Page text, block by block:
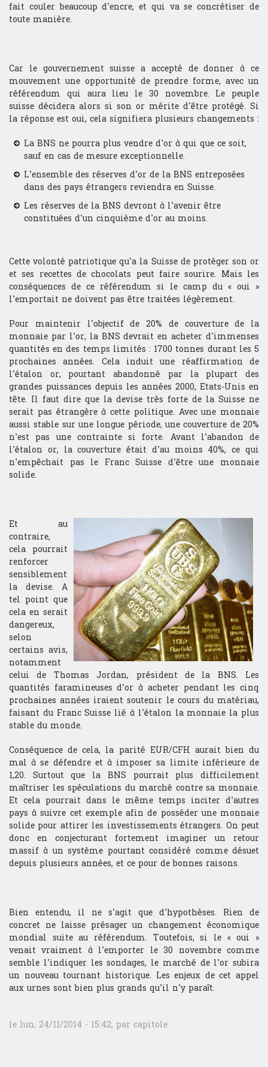
fait couler beaucoup d’encre, et qui va se concrétiser de
toute manière.
Car le gouvernement suisse a accepté de donner à ce
mouvement une opportunité de prendre forme, avec un
référendum qui aura lieu le 30 novembre. Le peuple
suisse décidera alors si son or mérite d’être protégé. Si
la réponse est oui, cela signifiera plusieurs changements :
La BNS ne pourra plus vendre d’or à qui que ce soit,
sauf en cas de mesure exceptionnelle.
L’ensemble des réserves d’or de la BNS entreposées
dans des pays étrangers reviendra en Suisse.
Les réserves de la BNS devront à l’avenir être
constituées d’un cinquième d’or au moins.
Cette volonté patriotique qu’a la Suisse de protéger son or
et ses recettes de chocolats peut faire sourire. Mais les
conséquences de ce référendum si le camp du « oui »
l’emportait ne doivent pas être traitées légèrement.
Pour maintenir l’objectif de 20% de couverture de la
monnaie par l’or, la BNS devrait en acheter d’immenses
quantités en des temps limités : 1700 tonnes durant les 5
prochaines années. Cela induit une réaffirmation de
l’étalon or, pourtant abandonné par la plupart des
grandes puissances depuis les années 2000, Etats-Unis en
tête. Il faut dire que la devise très forte de la Suisse ne
serait pas étrangère à cette politique. Avec une monnaie
aussi stable sur une longue période, une couverture de 20%
n’est pas une contrainte si forte. Avant l’abandon de
l’étalon or, la couverture était d’au moins 40%, ce qui
n’empêchait pas le Franc Suisse d’être une monnaie
solide.
Et au
contraire,
cela pourrait
renforcer
sensiblement
la devise. A
tel point que
cela en serait
dangereux,
selon
certains avis,
notamment
celui de Thomas Jordan, président de la BNS. Les
quantités faramineuses d’or à acheter pendant les cinq
prochaines années iraient soutenir le cours du matériau,
faisant du Franc Suisse lié à l’étalon la monnaie la plus
stable du monde.
Conséquence de cela, la parité EUR/CFH aurait bien du
mal à se défendre et à imposer sa limite inférieure de
1,20. Surtout que la BNS pourrait plus difficilement
maîtriser les spéculations du marché contre sa monnaie.
Et cela pourrait dans le même temps inciter d’autres
pays à suivre cet exemple afin de posséder une monnaie
solide pour attirer les investissements étrangers. On peut
donc en conjecturant fortement imaginer un retour
massif à un système pourtant considéré comme désuet
depuis plusieurs années, et ce pour de bonnes raisons.
Bien entendu, il ne s’agit que d’hypothèses. Rien de
concret ne laisse présager un changement économique
mondial suite au référendum. Toutefois, si le « oui »
venait vraiment à l’emporter le 30 novembre comme
semble l’indiquer les sondages, le marché de l’or subira
un nouveau tournant historique. Les enjeux de cet appel
aux urnes sont bien plus grands qu’il n’y paraît.
le lun, 24/11/2014 - 15:42, par capitole